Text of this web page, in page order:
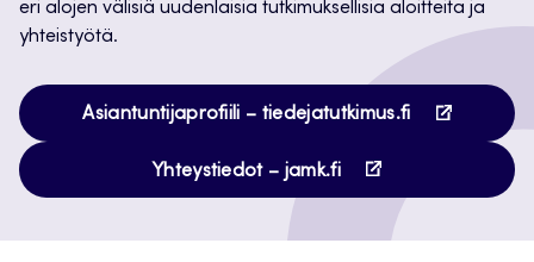
eri alojen välisiä uudenlaisia tutkimuksellisia aloitteita ja
yhteistyötä.
Asiantuntijaprofiili – tiedejatutkimus.fi
Avautuu
Yhteystiedot – jamk.fi
Avautuu
uuteen
välilehteen